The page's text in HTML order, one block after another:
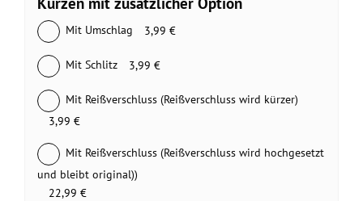
Mit Umschlag 3,99 €
Mit Schlitz 3,99 €
Mit Reißverschluss (Reißverschluss wird kürzer)
3,99 €
Mit Reißverschluss (Reißverschluss wird hochgesetzt
und bleibt original))
22,99 €